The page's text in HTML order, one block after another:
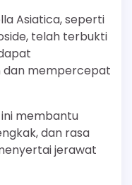
Asiatica, seperti
telah terbukti
dan mempercepat
membantu
dan rasa
jerawat